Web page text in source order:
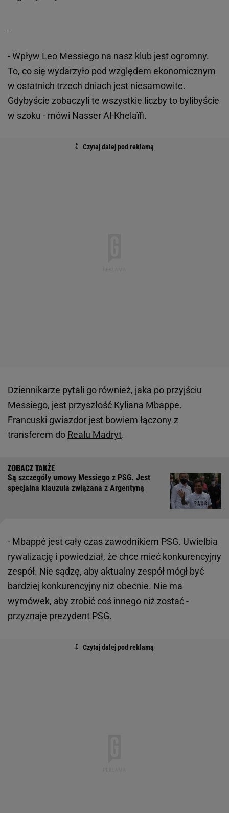
- Wpływ Leo Messiego na nasz klub jest ogromny.
To, co się wydarzyło pod względem ekonomicznym
w ostatnich trzech dniach jest niesamowite.
Gdybyście zobaczyli te wszystkie liczby to bylibyście
w szoku - mówi Nasser Al-Khelaïfi.
Dziennikarze pytali go również, jaka po przyjściu
Messiego, jest przyszłość Kyliana Mbappe.
Francuski gwiazdor jest bowiem łączony z
transferem do Realu Madryt.
Są szczegóły umowy Messiego z PSG. Jest
specjalna klauzula związana z Argentyną
- Mbappé jest cały czas zawodnikiem PSG. Uwielbia
rywalizację i powiedział, że chce mieć konkurencyjny
zespół. Nie sądzę, aby aktualny zespół mógł być
bardziej konkurencyjny niż obecnie. Nie ma
wymówek, aby zrobić coś innego niż zostać -
przyznaje prezydent PSG.